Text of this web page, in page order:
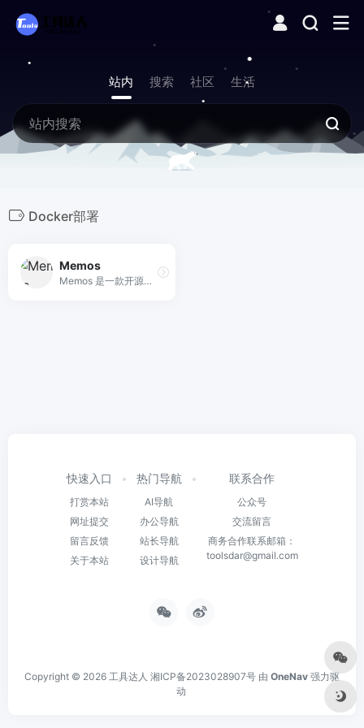
站内 搜索 社区 生活
Docker部署
Memos
Memos 是一款开源、隐私优先的轻量级碎片笔记工具，支持自托管、Markdown 语法及类似社交平台的发布体验，助您随时随地记录闪现的灵感。
快速入口
打赏本站
网址提交
留言反馈
关于本站
热门导航
AI导航
办公导航
站长导航
设计导航
联系合作
公众号
交流留言
商务合作联系邮箱：
toolsdar@gmail.com
Copyright © 2026 工具达人 湘ICP备2023028907号 由 OneNav 强力驱
动